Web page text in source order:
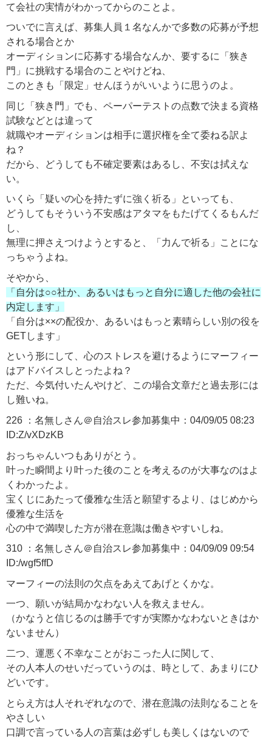
て会社の実情がわかってからのことよ。
ついでに言えば、募集人員１名なんかで多数の応募が予想
される場合とか
オーディションに応募する場合なんか、要するに「狭き
門」に挑戦する場合のことやけどね、
このときも「限定」せんほうがいいように思うのよ。
同じ「狭き門」でも、ペーパーテストの点数で決まる資格
試験などとは違って
就職やオーディションは相手に選択権を全て委ねる訳よ
ね？
だから、どうしても不確定要素はあるし、不安は拭えな
い。
いくら「疑いの心を持たずに強く祈る」といっても、
どうしてもそういう不安感はアタマをもたげてくるもんだ
し、
無理に押さえつけようとすると、「力んで祈る」ことにな
っちゃうよね。
そやから、
「自分は○○社か、あるいはもっと自分に適した他の会社に
内定します」
「自分は××の配役か、あるいはもっと素晴らしい別の役を
GETします」
という形にして、心のストレスを避けるようにマーフィー
はアドバイスしとったよね？
ただ、今気付いたんやけど、この場合文章だと過去形には
し難いね。
226 ：名無しさん＠自治スレ参加募集中：04/09/05 08:23
ID:Z/vXDzKB
おっちゃんいつもありがとう。
叶った瞬間より叶った後のことを考えるのが大事なのはよ
くわかったよ。
宝くじにあたって優雅な生活と願望するより、はじめから
優雅な生活を
心の中で満喫した方が潜在意識は働きやすいしね。
310 ：名無しさん＠自治スレ参加募集中：04/09/09 09:54
ID:/wgf5ffD
マーフィーの法則の欠点をあえてあげとくかな。
一つ、願いが結局かなわない人を救えません。
（かなうと信じるのは勝手ですが実際かなわないときはか
ないません）
二つ、運悪く不幸なことがおこった人に関して、
その人本人のせいだっていうのは、時として、あまりにひ
どいです。
とらえ方は人それぞれなので、潜在意識の法則なることを
やさしい
口調で言っている人の言葉は必ずしも美しくはないので